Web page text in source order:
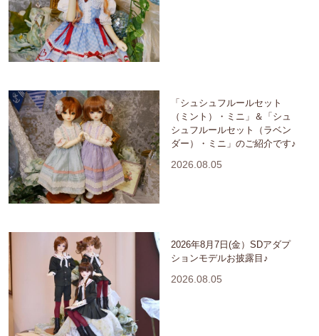
「シュシュフルールセット
（ミント）・ミニ」＆「シュ
シュフルールセット（ラベン
ダー）・ミニ」のご紹介です♪
2026.08.05
2026年8月7日(金）SDアダプ
ションモデルお披露目♪
2026.08.05